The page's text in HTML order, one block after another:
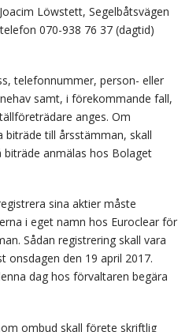
Löwstett, Segelbåtsvägen
070-938 76 37 (dagtid)
telefonnummer, person- eller
samt, i förekommande fall,
anges. Om
till årsstämman, skall
anmälas hos Bolaget
sina aktier måste
i eget namn hos Euroclear för
Sådan registrering skall vara
onsdagen den 19 april 2017.
dag hos förvaltaren begära
ombud skall förete skriftlig